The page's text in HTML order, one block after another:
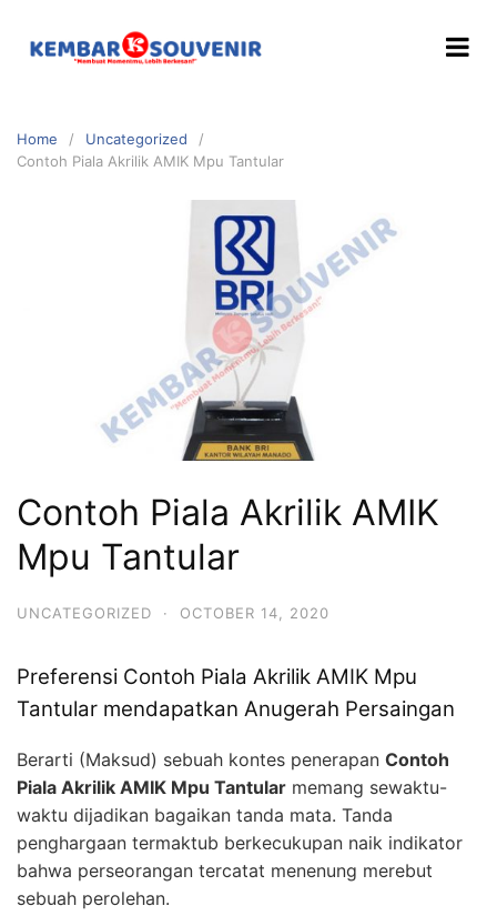
Home
Uncategorized
Contoh Piala Akrilik AMIK Mpu Tantular
Contoh Piala Akrilik AMIK
Mpu Tantular
UNCATEGORIZED · OCTOBER 14, 2020
Preferensi Contoh Piala Akrilik AMIK Mpu
Tantular mendapatkan Anugerah Persaingan
Berarti (Maksud) sebuah kontes penerapan Contoh
Piala Akrilik AMIK Mpu Tantular memang sewaktu-
waktu dijadikan bagaikan tanda mata. Tanda
penghargaan termaktub berkecukupan naik indikator
bahwa perseorangan tercatat menenung merebut
sebuah perolehan.